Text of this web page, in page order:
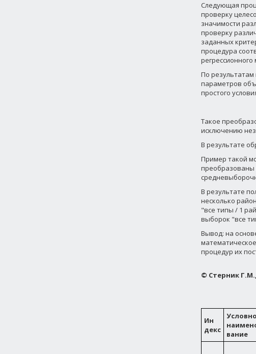
Следующая
проверку
значимости
проверку
заданных
процедура
По
параметров
простого
Такое
исключению
В результате
Пример такой
преобразованы
В результате
несколько
"все типы / 1
выборок "все
Вывод: на
процедур их
© Стерник Г.М.,
Ин
декс
вание